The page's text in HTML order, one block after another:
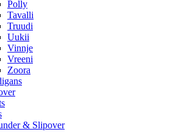
Polly
Tavalli
Truudi
Uukii
Vinnje
Vreeni
Zoora
& Slipover